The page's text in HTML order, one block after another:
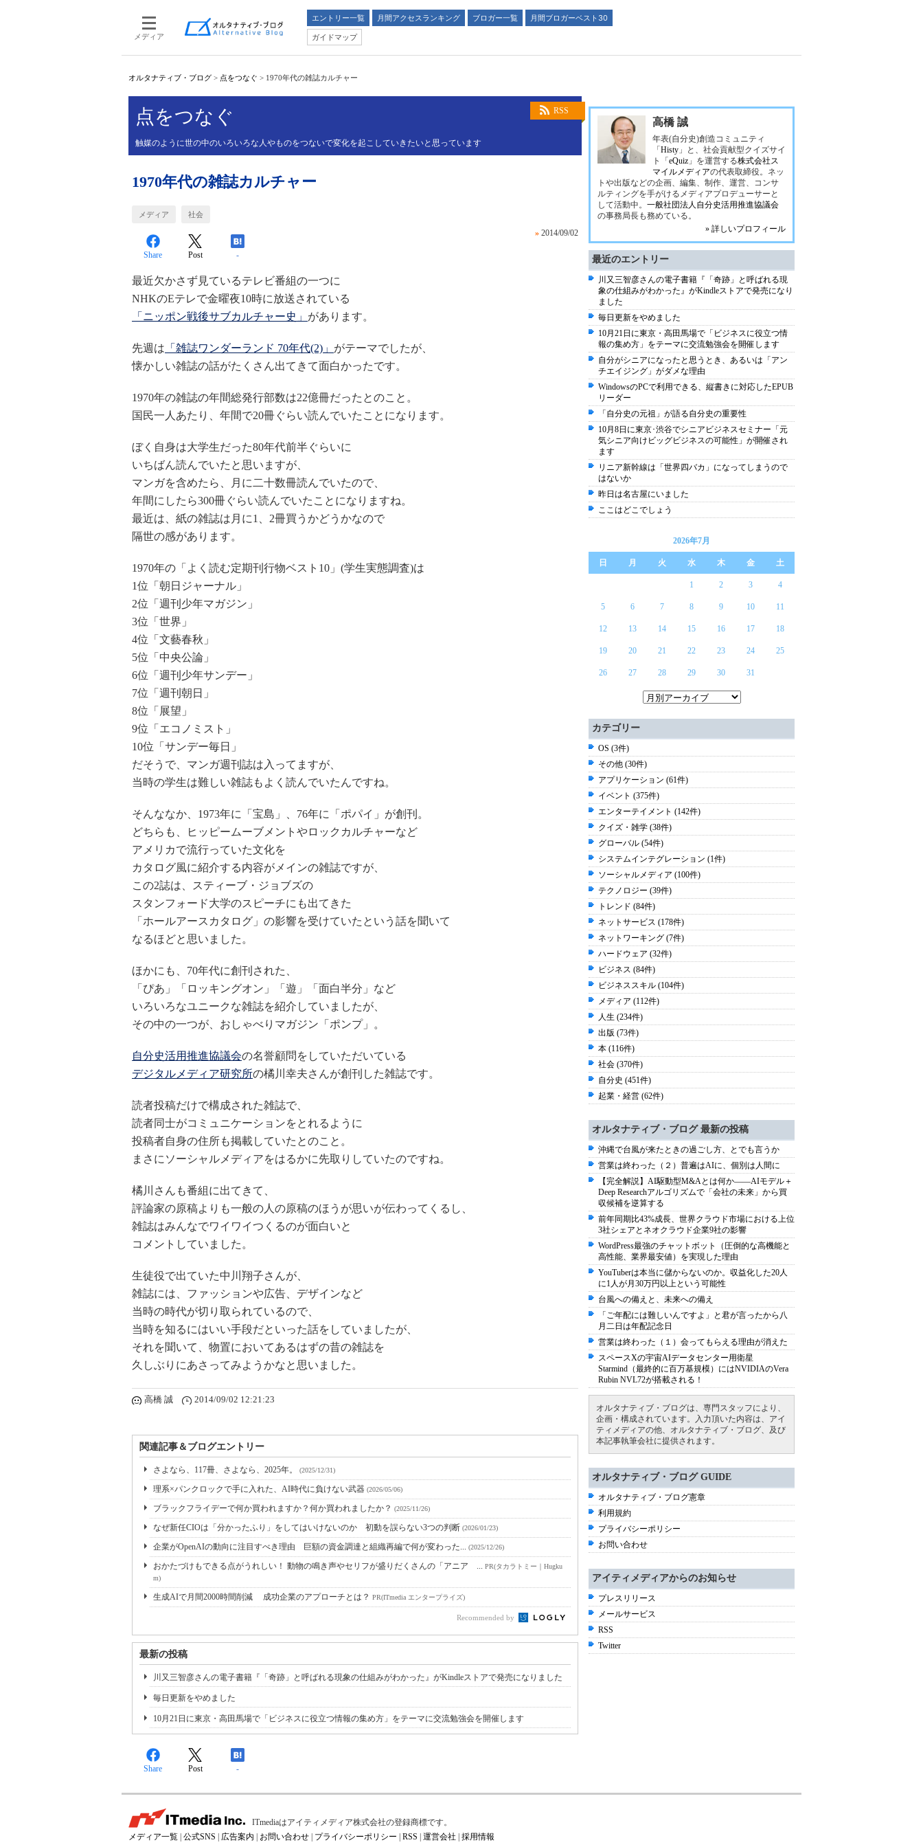
メディア
エントリー一覧 月間アクセスランキング ブロガー一覧
月間ブロガーベスト30
ガイドマップ
オルタナティブ・ブログ > 点をつなぐ > 1970年代の雑誌カルチャー
RSS
点をつなぐ
触媒のように世の中のいろいろな人やものをつないで変化を起こしていきたいと思っています
1970年代の雑誌カルチャー
メディア 社会
» 2014/09/02
Share Post -
最近欠かさず見ているテレビ番組の一つに
NHKのEテレで金曜夜10時に放送されている
「ニッポン戦後サブカルチャー史」 があります。
先週は 「雑誌ワンダーランド 70年代(2)」 がテーマでしたが、
懐かしい雑誌の話がたくさん出てきて面白かったです。
1970年の雑誌の年間総発行部数は22億冊だったとのこと。
国民一人あたり、年間で20冊ぐらい読んでいたことになります。
ぼく自身は大学生だった80年代前半ぐらいに
いちばん読んでいたと思いますが、
マンガを含めたら、月に二十数冊読んでいたので、
年間にしたら300冊ぐらい読んでいたことになりますね。
最近は、紙の雑誌は月に1、2冊買うかどうかなので
隔世の感があります。
1970年の「よく読む定期刊行物ベスト10」(学生実態調査)は
1位「朝日ジャーナル」
2位「週刊少年マガジン」
3位「世界」
4位「文藝春秋」
5位「中央公論」
6位「週刊少年サンデー」
7位「週刊朝日」
8位「展望」
9位「エコノミスト」
10位「サンデー毎日」
だそうで、マンガ週刊誌は入ってますが、
当時の学生は難しい雑誌もよく読んでいたんですね。
そんななか、1973年に「宝島」、76年に「ポパイ」が創刊。
どちらも、ヒッピームーブメントやロックカルチャーなど
アメリカで流行っていた文化を
カタログ風に紹介する内容がメインの雑誌ですが、
この2誌は、スティーブ・ジョブズの
スタンフォード大学のスピーチにも出てきた
「ホールアースカタログ」の影響を受けていたという話を聞いて
なるほどと思いました。
ほかにも、70年代に創刊された、
「ぴあ」「ロッキングオン」「遊」「面白半分」など
いろいろなユニークな雑誌を紹介していましたが、
その中の一つが、おしゃべりマガジン「ポンプ」。
自分史活用推進協議会の名誉顧問をしていただいている
デジタルメディア研究所の橘川幸夫さんが創刊した雑誌です。
読者投稿だけで構成された雑誌で、
読者同士がコミュニケーションをとれるように
投稿者自身の住所も掲載していたとのこと。
まさにソーシャルメディアをはるかに先取りしていたのですね。
橘川さんも番組に出てきて、
評論家の原稿よりも一般の人の原稿のほうが思いが伝わってくるし、
雑誌はみんなでワイワイつくるのが面白いと
コメントしていました。
生徒役で出ていた中川翔子さんが、
雑誌には、ファッションや広告、デザインなど
当時の時代が切り取られているので、
当時を知るにはいい手段だといった話をしていましたが、
それを聞いて、物置においてあるはずの昔の雑誌を
久しぶりにあさってみようかなと思いました。
高橋 誠 2014/09/02 12:21:23
関連記事＆ブログエントリー
さよなら、117冊、さよなら、2025年。 (2025/12/31)
理系×パンクロックで手に入れた、AI時代に負けない武器 (2026/05/06)
ブラックフライデーで何か買われますか？何か買われましたか？ (2025/11/26)
なぜ新任CIOは「分かったふり」をしてはいけないのか 初動を誤らない3つの判断 (2026/01/23)
企業がOpenAIの動向に注目すべき理由 巨額の資金調達と組織再編で何が変わった... (2025/12/26)
おかたづけもできる点がうれしい！ 動物の鳴き声やセリフが盛りだくさんの「アニア ... PR(タカラトミー｜Hugku
m)
生成AIで月間2000時間削減 成功企業のアプローチとは？ PR(ITmedia エンタープライズ)
Recommended by
最新の投稿
川又三智彦さんの電子書籍『「奇跡」と呼ばれる現象の仕組みがわかった』がKindleストアで発売になりました
毎日更新をやめました
10月21日に東京・高田馬場で「ビジネスに役立つ情報の集め方」をテーマに交流勉強会を開催します
Share Post -
高橋 誠
年表(自分史)創造コミュニティ
「 Histy 」と、社会貢献型クイズサイ
ト「 eQuiz 」を運営する株式会社ス
マイルメディアの代表取締役。ネッ
トや出版などの企画、編集、制作、運営、コンサ
ルティングを手がけるメディアプロデューサーと
して活動中。 一般社団法人自分史活用推進協議会
の事務局長も務めている。
» 詳しいプロフィール
最近のエントリー
川又三智彦さんの電子書籍『「奇跡」と呼ばれる現
象の仕組みがわかった』がKindleストアで発売になり
ました
毎日更新をやめました
10月21日に東京・高田馬場で「ビジネスに役立つ情
報の集め方」をテーマに交流勉強会を開催します
自分がシニアになったと思うとき、あるいは「アン
チエイジング」がダメな理由
WindowsのPCで利用できる、縦書きに対応したEPUB
リーダー
「自分史の元祖」が語る自分史の重要性
10月8日に東京･渋谷でシニアビジネスセミナー「元
気シニア向けビッグビジネスの可能性」が開催され
ます
リニア新幹線は「世界四バカ」になってしまうので
はないか
昨日は名古屋にいました
ここはどこでしょう
2026年7月
日 月 火 水 木 金 土
1 2 3 4
5 6 7 8 9 10 11
12 13 14 15 16 17 18
19 20 21 22 23 24 25
26 27 28 29 30 31
カテゴリー
OS (3件)
その他 (30件)
アプリケーション (61件)
イベント (375件)
エンターテイメント (142件)
クイズ・雑学 (38件)
グローバル (54件)
システムインテグレーション (1件)
ソーシャルメディア (100件)
テクノロジー (39件)
トレンド (84件)
ネットサービス (178件)
ネットワーキング (7件)
ハードウェア (32件)
ビジネス (84件)
ビジネススキル (104件)
メディア (112件)
人生 (234件)
出版 (73件)
本 (116件)
社会 (370件)
自分史 (451件)
起業・経営 (62件)
オルタナティブ・ブログ 最新の投稿
沖縄で台風が来たときの過ごし方、とでも言うか
営業は終わった（２）普遍はAIに、個別は人間に
【完全解説】AI駆動型M&Aとは何か――AIモデル＋
Deep Researchアルゴリズムで「会社の未来」から買
収候補を逆算する
前年同期比43%成長、世界クラウド市場における上位
3社シェアとネオクラウド企業9社の影響
WordPress最強のチャットボット（圧倒的な高機能と
高性能、業界最安値）を実現した理由
YouTuberは本当に儲からないのか。収益化した20人
に1人が月30万円以上という可能性
台風への備えと、未来への備え
「ご年配には難しいんですよ」と君が言ったから八
月二日は年配記念日
営業は終わった（１）会ってもらえる理由が消えた
スペースXの宇宙AIデータセンター用衛星
Starmind（最終的に百万基規模）にはNVIDIAのVera
Rubin NVL72が搭載される！
オルタナティブ・ブログは、専門スタッフにより、
企画・構成されています。入力頂いた内容は、アイ
ティメディアの他、オルタナティブ・ブログ、及び
本記事執筆会社に提供されます。
オルタナティブ・ブログ GUIDE
オルタナティブ・ブログ憲章
利用規約
プライバシーポリシー
お問い合わせ
アイティメディアからのお知らせ
プレスリリース
メールサービス
RSS
Twitter
ITmediaはアイティメディア株式会社の登録商標です。
メディア一覧 公式SNS 広告案内 お問い合わせ プライバシーポリシー RSS 運営会社 採用情報